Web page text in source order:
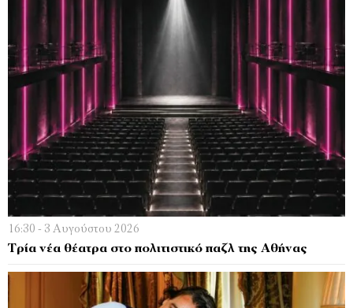
16:30 - 3 Αυγούστου 2026
Τρία νέα θέατρα στο πολιτιστικό παζλ της Αθήνας